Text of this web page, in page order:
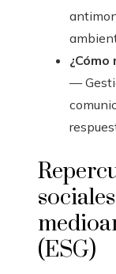
—
(ESG)